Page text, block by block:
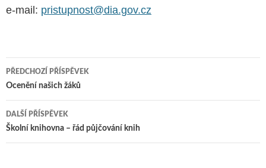
e-mail: pristupnost@dia.gov.cz
Navigace pro příspěvky
PŘEDCHOZÍ PŘÍSPĚVEK
Ocenění našich žáků
DALŠÍ PŘÍSPĚVEK
Školní knihovna – řád půjčování knih